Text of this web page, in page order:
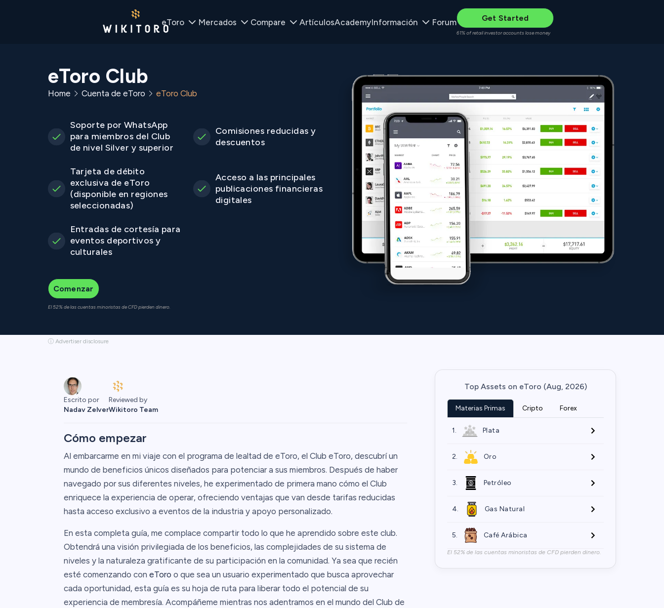
eToro Mercados Compare ArtículosAcademyInformación Forum Get Started
61% of retail investor accounts lose money
eToro Club
Home Cuenta de eToro eToro Club
Soporte por WhatsApp
para miembros del Club
de nivel Silver y superior
Comisiones reducidas y
descuentos
Tarjeta de débito
exclusiva de eToro
(disponible en regiones
seleccionadas)
Acceso a las principales
publicaciones financieras
digitales
Entradas de cortesía para
eventos deportivos y
culturales
Comenzar
El 52% de las cuentas minoristas de CFD pierden dinero.
ⓘ Advertiser disclosure
Escrito por
Nadav Zelver
Reviewed by
Wikitoro Team
Cómo empezar
Al embarcarme en mi viaje con el programa de lealtad de eToro, el Club eToro, descubrí un
mundo de beneficios únicos diseñados para potenciar a sus miembros. Después de haber
navegado por sus diferentes niveles, he experimentado de primera mano cómo el Club
enriquece la experiencia de operar, ofreciendo ventajas que van desde tarifas reducidas
hasta acceso exclusivo a eventos de la industria y apoyo personalizado.
En esta completa guía, me complace compartir todo lo que he aprendido sobre este club.
Obtendrá una visión privilegiada de los beneficios, las complejidades de su sistema de
niveles y la naturaleza gratificante de su participación en la comunidad. Ya sea que recién
esté comenzando con eToro o que sea un usuario experimentado que busca aprovechar
cada oportunidad, esta guía es su hoja de ruta para liberar todo el potencial de su
experiencia de membresía. Acompáñeme mientras nos adentramos en el mundo del Club de
Top Assets on eToro (Aug, 2026)
Materias Primas Cripto Forex
1. Plata
2. Oro
3. Petróleo
4. Gas Natural
5. Café Arábica
El 52% de las cuentas minoristas de CFD pierden dinero.